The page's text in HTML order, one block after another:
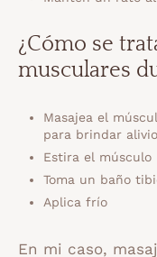
¿Cómo se
musculares
Masajea el
para brindar
Estira el músculo
Toma un baño
Aplica frío
En mi caso,